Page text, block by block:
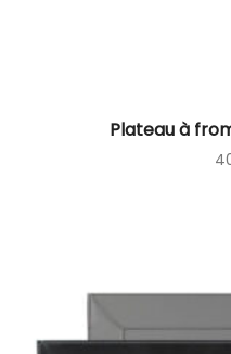
Plateau à